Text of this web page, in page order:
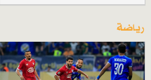
رياضة